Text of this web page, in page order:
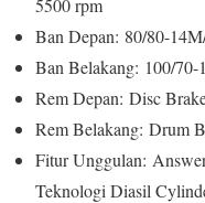
5500 rpm
Ban Depan: 80/80-
Ban Belakang: 100/70-
Rem Depan: Disc
Rem Belakang: Drum
Fitur Unggulan:
Teknologi Diasil